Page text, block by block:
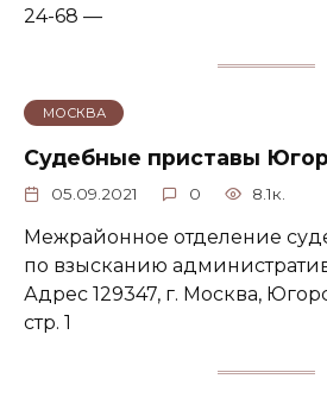
24-68 —
МОСКВА
Судебные приставы
05.09.2021 0 8.1к.
Межрайонное отделение
по взысканию
Адрес 129347, г. Москва,
стр. 1